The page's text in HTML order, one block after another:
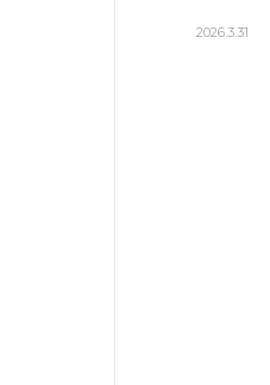
2026.3.31